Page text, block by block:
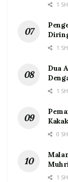
1
1
Dua
1
0
1